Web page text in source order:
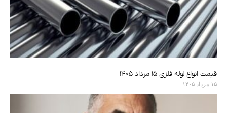
قیمت انواع لوله فلزی ۱۵ مرداد ۱۴۰۵
۱۵ مرداد ۱۴۰۵